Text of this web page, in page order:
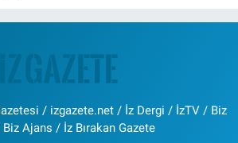
/ izgazete.net / İz Dergi / İzTV / Biz
Ajans / İz Bırakan Gazete